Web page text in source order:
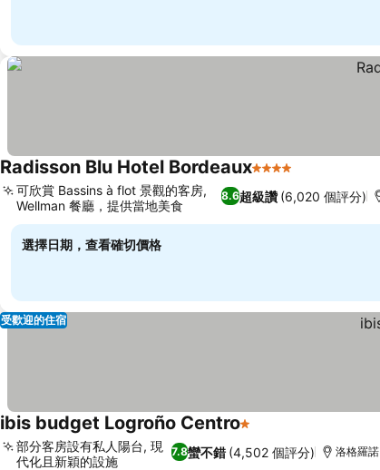
Radisson Blu Hotel Bordeaux4 星級
8.6超級讚 (6,020 個評分)
可欣賞 Bassins à flot 景觀的客房,
Wellman 餐廳，提供當地美食
選擇日期，查看確切價格
受歡迎的住宿
ibis budget Logroño Centro1 星級
7.8蠻不錯 (4,502 個評分)
部分客房設有私人陽台, 現
代化且新穎的設施
洛格羅諾